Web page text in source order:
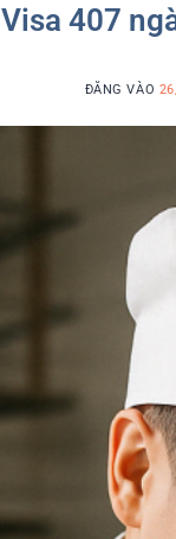
Visa 407
ĐĂNG VÀO